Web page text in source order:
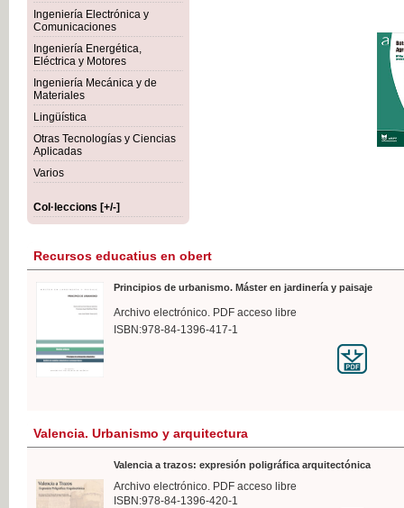
Ingeniería Electrónica y
Comunicaciones
Ingeniería Energética,
Eléctrica y Motores
Ingeniería Mecánica y de
Materiales
Lingüística
Otras Tecnologías y Ciencias
Aplicadas
Varios
Col·leccions [+/-]
IVA
Recursos educatius en obert
Principios de urbanismo. Máster en jardinería y paisaje
Archivo electrónico. PDF acceso libre
ISBN:978-84-1396-417-1
Valencia. Urbanismo y arquitectura
Valencia a trazos: expresión poligráfica arquitectónica
Archivo electrónico. PDF acceso libre
ISBN:978-84-1396-420-1